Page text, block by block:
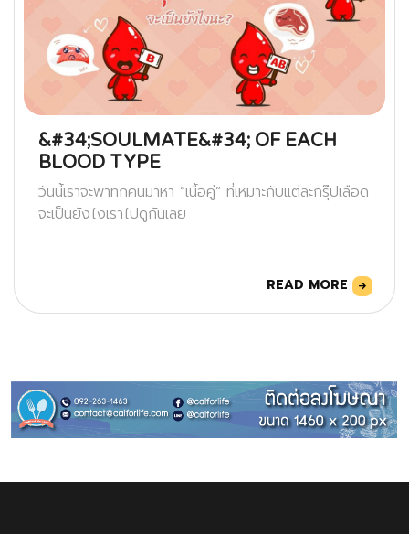
&#34;SOULMATE&#34; OF EACH
BLOOD TYPE
วันนี้เราจะพาทกคนมาหา “เนื้อคู่” ที่เหมาะกับแต่ละกรุ๊ปเลือด
จะเป็นยังไงเราไปดูกันเลย
READ MORE